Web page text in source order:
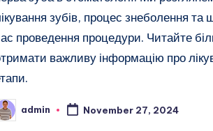
зубів, процес знеболення та
проведення процедури. Читайте
важливу інформацію про
admin November 27, 2024